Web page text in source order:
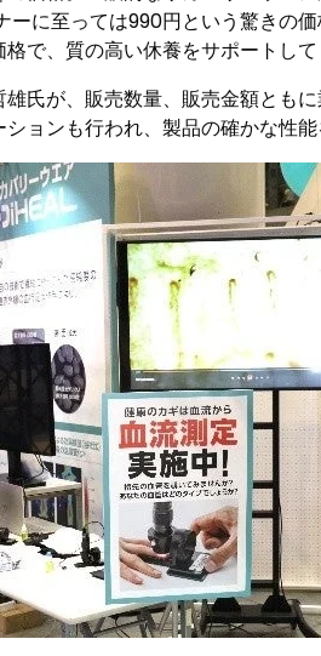
ーに至っては990円という驚きの
で、質の高い休養をサポートして
氏が、販売数量、販売金額とも
ョンも行われ、製品の確かな性能